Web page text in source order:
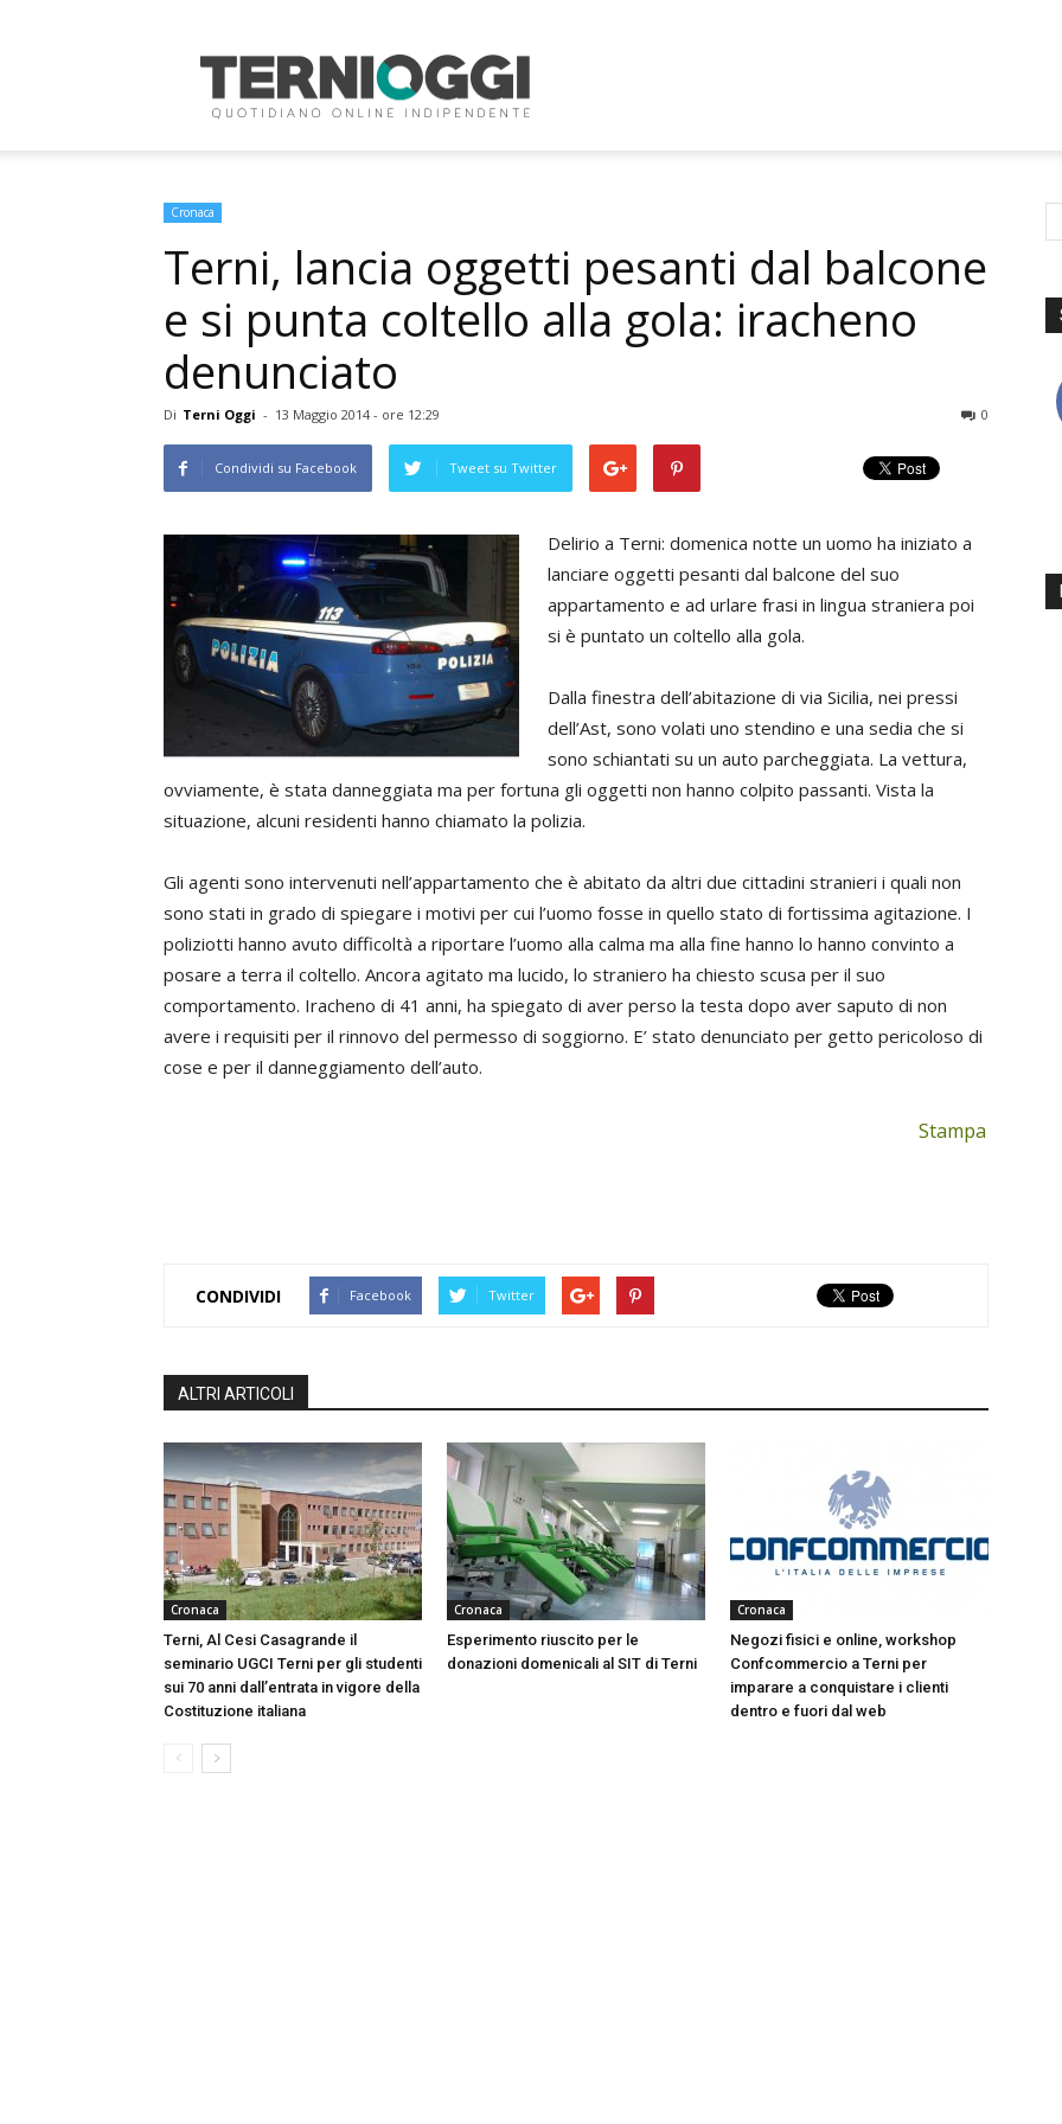
Oggi
Cronaca
Terni, lancia oggetti pesanti dal balcone
e si punta coltello alla gola: iracheno
denunciato
Di Terni Oggi - 13 Maggio 2014 - ore 12:29 0
Condividi su Facebook Tweet su Twitter
Delirio a Terni: domenica notte un uomo ha iniziato a
lanciare oggetti pesanti dal balcone del suo
appartamento e ad urlare frasi in lingua straniera poi
si è puntato un coltello alla gola.
Dalla finestra dell’abitazione di via Sicilia, nei pressi
dell’Ast, sono volati uno stendino e una sedia che si
sono schiantati su un auto parcheggiata. La vettura,
ovviamente, è stata danneggiata ma per fortuna gli oggetti non hanno colpito passanti. Vista la
situazione, alcuni residenti hanno chiamato la polizia.
Gli agenti sono intervenuti nell’appartamento che è abitato da altri due cittadini stranieri i quali non
sono stati in grado di spiegare i motivi per cui l’uomo fosse in quello stato di fortissima agitazione. I
poliziotti hanno avuto difficoltà a riportare l’uomo alla calma ma alla fine hanno lo hanno convinto a
posare a terra il coltello. Ancora agitato ma lucido, lo straniero ha chiesto scusa per il suo
comportamento. Iracheno di 41 anni, ha spiegato di aver perso la testa dopo aver saputo di non
avere i requisiti per il rinnovo del permesso di soggiorno. E’ stato denunciato per getto pericoloso di
cose e per il danneggiamento dell’auto.
Stampa
CONDIVIDI Facebook Twitter
ALTRI ARTICOLI
Cronaca
Terni, Al Cesi Casagrande il
seminario UGCI Terni per gli studenti
sui 70 anni dall’entrata in vigore della
Costituzione italiana
Cronaca
Esperimento riuscito per le
donazioni domenicali al SIT di Terni
Cronaca
Negozi fisici e online, workshop
Confcommercio a Terni per
imparare a conquistare i clienti
dentro e fuori dal web